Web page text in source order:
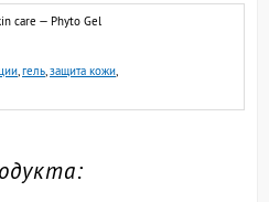
care — Phyto Gel
,гель,защита кожи,